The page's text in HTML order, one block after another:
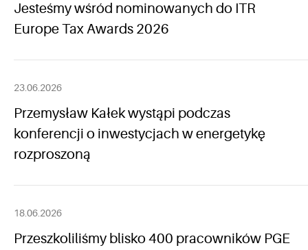
Jesteśmy wśród nominowanych do ITR
Europe Tax Awards 2026
23.06.2026
Przemysław Kałek wystąpi podczas
konferencji o inwestycjach w energetykę
rozproszoną
18.06.2026
Przeszkoliliśmy blisko 400 pracowników PGE